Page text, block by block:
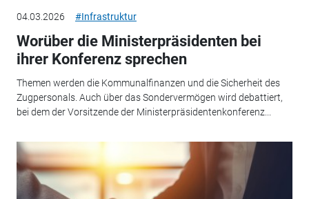
04.03.2026 #Infrastruktur
Worüber die Ministerpräsidenten bei
ihrer Konferenz sprechen
Themen werden die Kommunalfinanzen und die Sicherheit des
Zugpersonals. Auch über das Sondervermögen wird debattiert,
bei dem der Vorsitzende der Ministerpräsidentenkonferenz...